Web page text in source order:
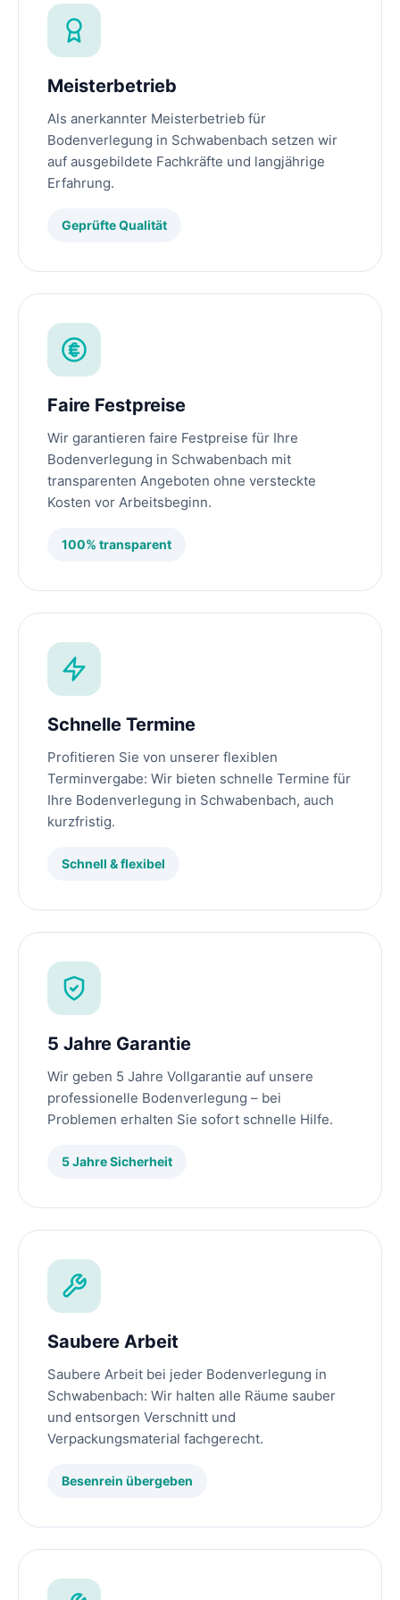
Meisterbetrieb
Als anerkannter Meisterbetrieb für
Bodenverlegung in Schwabenbach setzen wir
auf ausgebildete Fachkräfte und langjährige
Erfahrung.
Geprüfte Qualität
Faire Festpreise
Wir garantieren faire Festpreise für Ihre
Bodenverlegung in Schwabenbach mit
transparenten Angeboten ohne versteckte
Kosten vor Arbeitsbeginn.
100% transparent
Schnelle Termine
Profitieren Sie von unserer flexiblen
Terminvergabe: Wir bieten schnelle Termine für
Ihre Bodenverlegung in Schwabenbach, auch
kurzfristig.
Schnell & flexibel
5 Jahre Garantie
Wir geben 5 Jahre Vollgarantie auf unsere
professionelle Bodenverlegung – bei
Problemen erhalten Sie sofort schnelle Hilfe.
5 Jahre Sicherheit
Saubere Arbeit
Saubere Arbeit bei jeder Bodenverlegung in
Schwabenbach: Wir halten alle Räume sauber
und entsorgen Verschnitt und
Verpackungsmaterial fachgerecht.
Besenrein übergeben